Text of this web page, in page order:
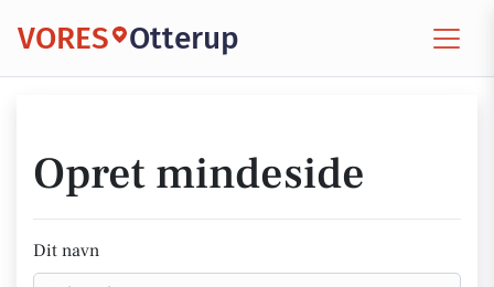
VORES Otterup
Opret mindeside
Dit navn